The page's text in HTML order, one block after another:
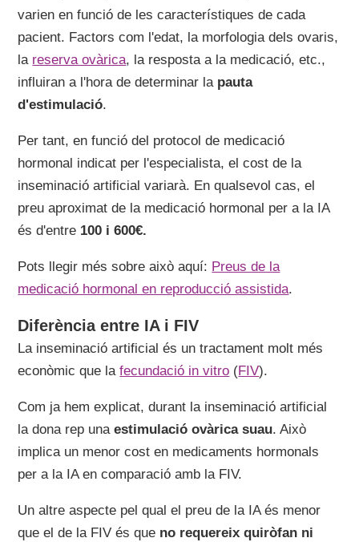
varien en funció de les característiques de cada
pacient. Factors com l'edat, la morfologia dels ovaris,
la reserva ovàrica, la resposta a la medicació, etc.,
influiran a l'hora de determinar la pauta
d'estimulació.
Per tant, en funció del protocol de medicació
hormonal indicat per l'especialista, el cost de la
inseminació artificial variarà. En qualsevol cas, el
preu aproximat de la medicació hormonal per a la IA
és d'entre 100 i 600€.
Pots llegir més sobre això aquí: Preus de la
medicació hormonal en reproducció assistida.
Diferència entre IA i FIV
La inseminació artificial és un tractament molt més
econòmic que lafecundació in vitro (FIV).
Com ja hem explicat, durant la inseminació artificial
la dona rep unaestimulació ovàrica suau. Això
implica un menor cost en medicaments hormonals
per a la IA en comparació amb la FIV.
Un altre aspecte pel qual el preu de la IA és menor
que el de la FIV és que no requereix quiròfan ni